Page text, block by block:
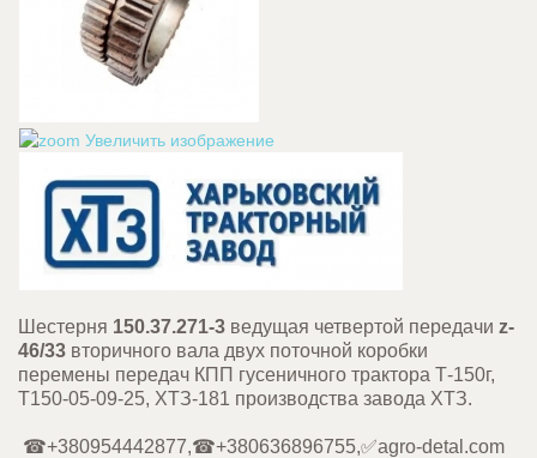
Увеличить изображение
Шестерня 150.37.271-3 ведущая четвертой передачи z-
46/33 вторичного вала двух поточной коробки
перемены передач КПП гусеничного трактора Т-150г,
Т150-05-09-25, ХТЗ-181 производства завода ХТЗ.
☎+380954442877,☎+380636896755,✅agro-detal.com